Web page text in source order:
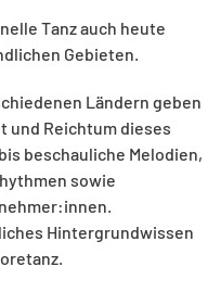
Tanz auch heute
Gebieten.
Ländern geben
und Reichtum dieses
beschauliche Melodien,
sowie
Hintergrundwissen